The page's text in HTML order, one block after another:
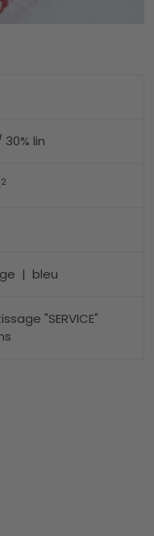
lin
2
| bleu
"SERVICE"